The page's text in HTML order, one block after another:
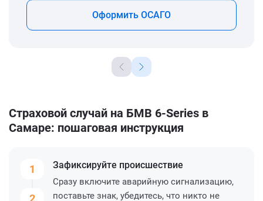
Оформить ОСАГО
Страховой случай на БМВ 6-Series в
Самаре: пошаговая инструкция
1
2
Зафиксируйте происшествие
Сразу включите аварийную сигнализацию,
поставьте знак, убедитесь, что никто не